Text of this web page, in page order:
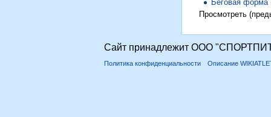
Беговая форма
Просмотреть
Сайт принадлежит ООО
Политика конфиденциальности Описание